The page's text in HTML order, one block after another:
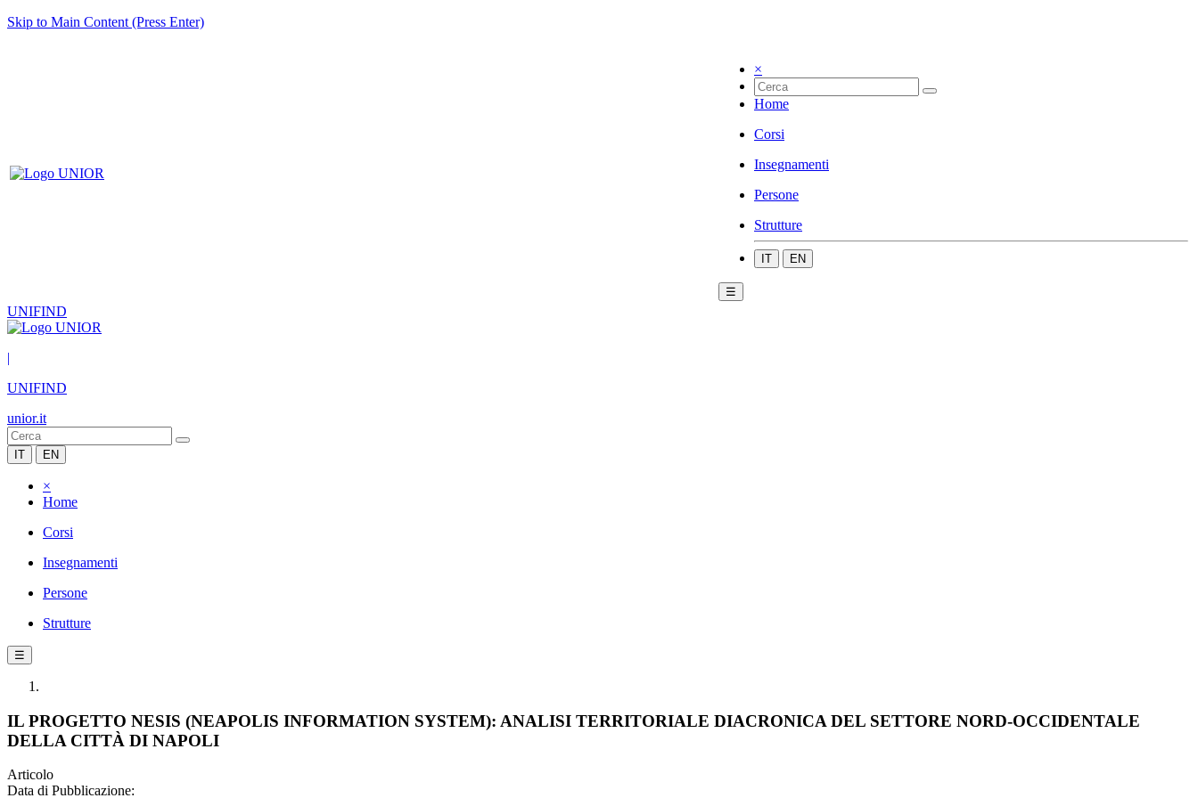
Skip to Main Content (Press Enter)
×
Home
Corsi
Insegnamenti
Persone
Strutture
IT EN
☰
UNIFIND
|
UNIFIND
unior.it
IT EN
×
Home
Corsi
Insegnamenti
Persone
Strutture
☰
IL PROGETTO NESIS (NEAPOLIS INFORMATION SYSTEM): ANALISI TERRITORIALE DIACRONICA DEL SETTORE NORD-OCCIDENTALE
DELLA CITTÀ DI NAPOLI
Articolo
Data di Pubblicazione: